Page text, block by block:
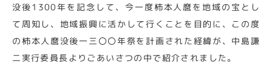
没後1300年を記念して、今一度柿本人麿を地域の宝とし
て周知し、地域振興に活かして行くことを目的に、この度
の柿本人麿没後一三〇〇年祭を計画された経緯が、中島謙
二実行委員長よりごあいさつの中で紹介されました。